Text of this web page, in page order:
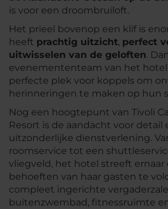
is voor een droombruiloft.
Het prieel bovenop een klif is
heeft prachtig uitzicht, perfect
uitwisselen van de geloften.
evenemententeam van het
perfecte plek voor koppels om
herinneringen te maken op hun
Nog een hoogtepunt van Tivoli
Resort is de aandacht voor detail
uitzonderlijke dienstverlening.
roomservice tot een
vliegveld, het hotel streeft ernaar
behoeften van haar gasten te
compleet ingerichte
buitenzwembad, fitnessruimte